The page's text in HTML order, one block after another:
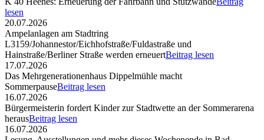
lesen
20.07.2026
Ampelanlagen am Stadtring
L3159/Johannestor/Eichhofstraße/Fuldastraße und
Hainstraße/Berliner Straße werden erneuertBeitrag lesen
17.07.2026
Das Mehrgenerationenhaus Dippelmühle macht
SommerpauseBeitrag lesen
16.07.2026
Bürgermeisterin fordert Kinder zur Stadtwette an der Sommerarena
herausBeitrag lesen
16.07.2026